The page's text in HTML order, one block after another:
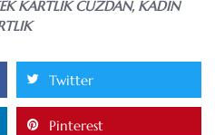
KARTLIK CÜZDAN, KADIN
Twitter
Pinterest